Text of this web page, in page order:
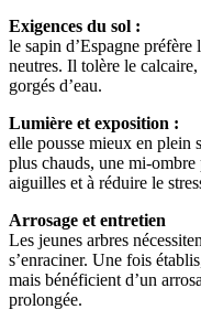
Exigences du sol :
le sapin d’Espagne préfère
neutres. Il tolère le
gorgés d’eau.
Lumière et exposition :
elle pousse mieux en plein
plus chauds, une mi-
aiguilles et à réduire le
Arrosage et entretien
Les jeunes arbres
s’enraciner. Une fois
mais bénéficient d’un
prolongée.